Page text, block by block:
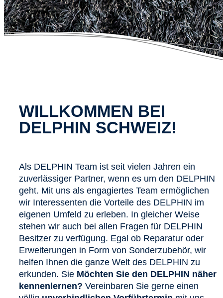
WILLKOMMEN BEI
DELPHIN SCHWEIZ!
Als DELPHIN Team ist seit vielen Jahren ein
zuverlässiger Partner, wenn es um den DELPHIN
geht. Mit uns als engagiertes Team ermöglichen
wir Interessenten die Vorteile des DELPHIN im
eigenen Umfeld zu erleben. In gleicher Weise
stehen wir auch bei allen Fragen für DELPHIN
Besitzer zu verfügung. Egal ob Reparatur oder
Erweiterungen in Form von Sonderzubehör, wir
helfen Ihnen die ganze Welt des DELPHIN zu
erkunden. Sie Möchten Sie den DELPHIN näher
kennenlernen? Vereinbaren Sie gerne einen